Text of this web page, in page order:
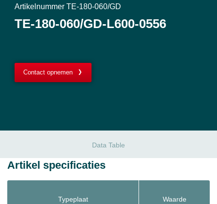
Artikelnummer TE-180-060/GD
TE-180-060/GD-L600-0556
Contact opnemen
Data Table
Artikel specificaties
Typeplaat Waarde